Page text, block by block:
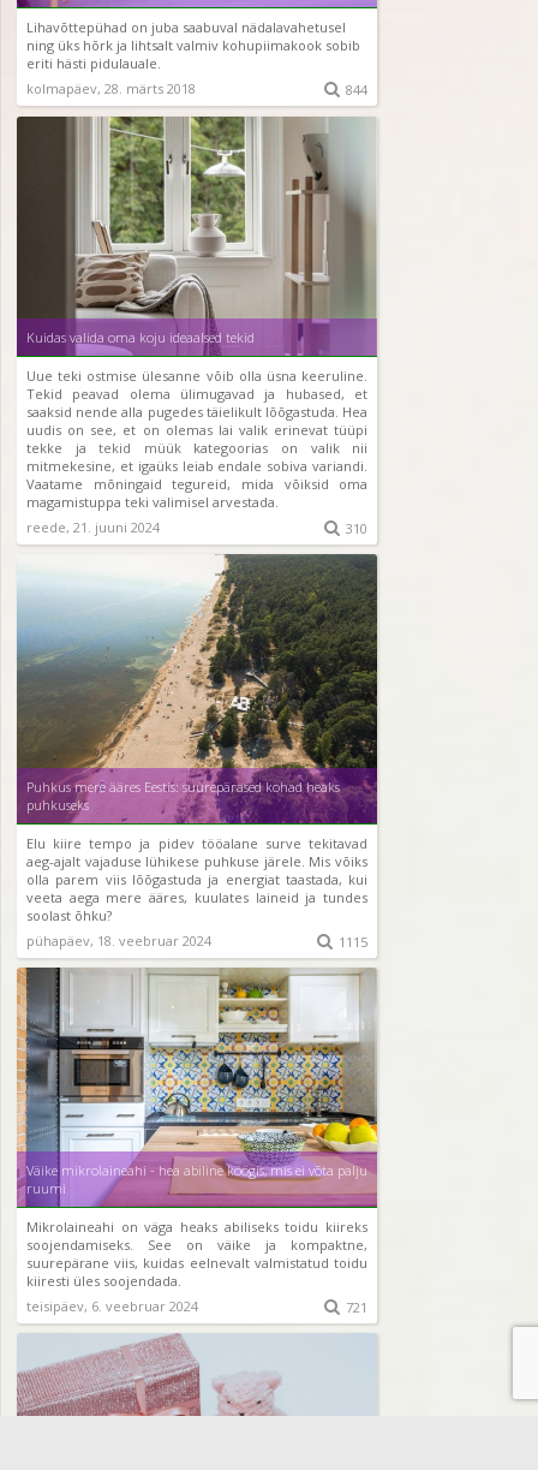
Lihavõttepühad on juba saabuval nädalavahetusel
ning üks hõrk ja lihtsalt valmiv kohupiimakook sobib
eriti hästi pidulauale.
kolmapäev, 28. märts 2018
 844
Kuidas valida oma koju ideaalsed tekid
Uue teki ostmise ülesanne võib olla üsna keeruline.
Tekid peavad olema ülimugavad ja hubased, et
saaksid nende alla pugedes täielikult lõõgastuda. Hea
uudis on see, et on olemas lai valik erinevat tüüpi
tekke jatekid müükkategoorias on valik nii
mitmekesine, et igaüks leiab endale sobiva variandi.
Vaatame mõningaid tegureid, mida võiksid oma
magamistuppa teki valimisel arvestada.
reede, 21. juuni 2024
 310
Puhkus mere ääres Eestis: suurepärased kohad heaks
puhkuseks
Elu kiire tempo ja pidev tööalane surve tekitavad
aeg-ajalt vajaduse lühikese puhkuse järele. Mis võiks
olla parem viis lõõgastuda ja energiat taastada, kui
veeta aega mere ääres, kuulates laineid ja tundes
soolast õhku?
pühapäev, 18. veebruar 2024
 1115
Väike mikrolaineahi - hea abiline köögis, mis ei võta palju
ruumi
Mikrolaineahi on väga heaks abiliseks toidu kiireks
soojendamiseks. See on väike ja kompaktne,
suurepärane viis, kuidas eelnevalt valmistatud toidu
kiiresti üles soojendada.
teisipäev, 6. veebruar 2024
 721